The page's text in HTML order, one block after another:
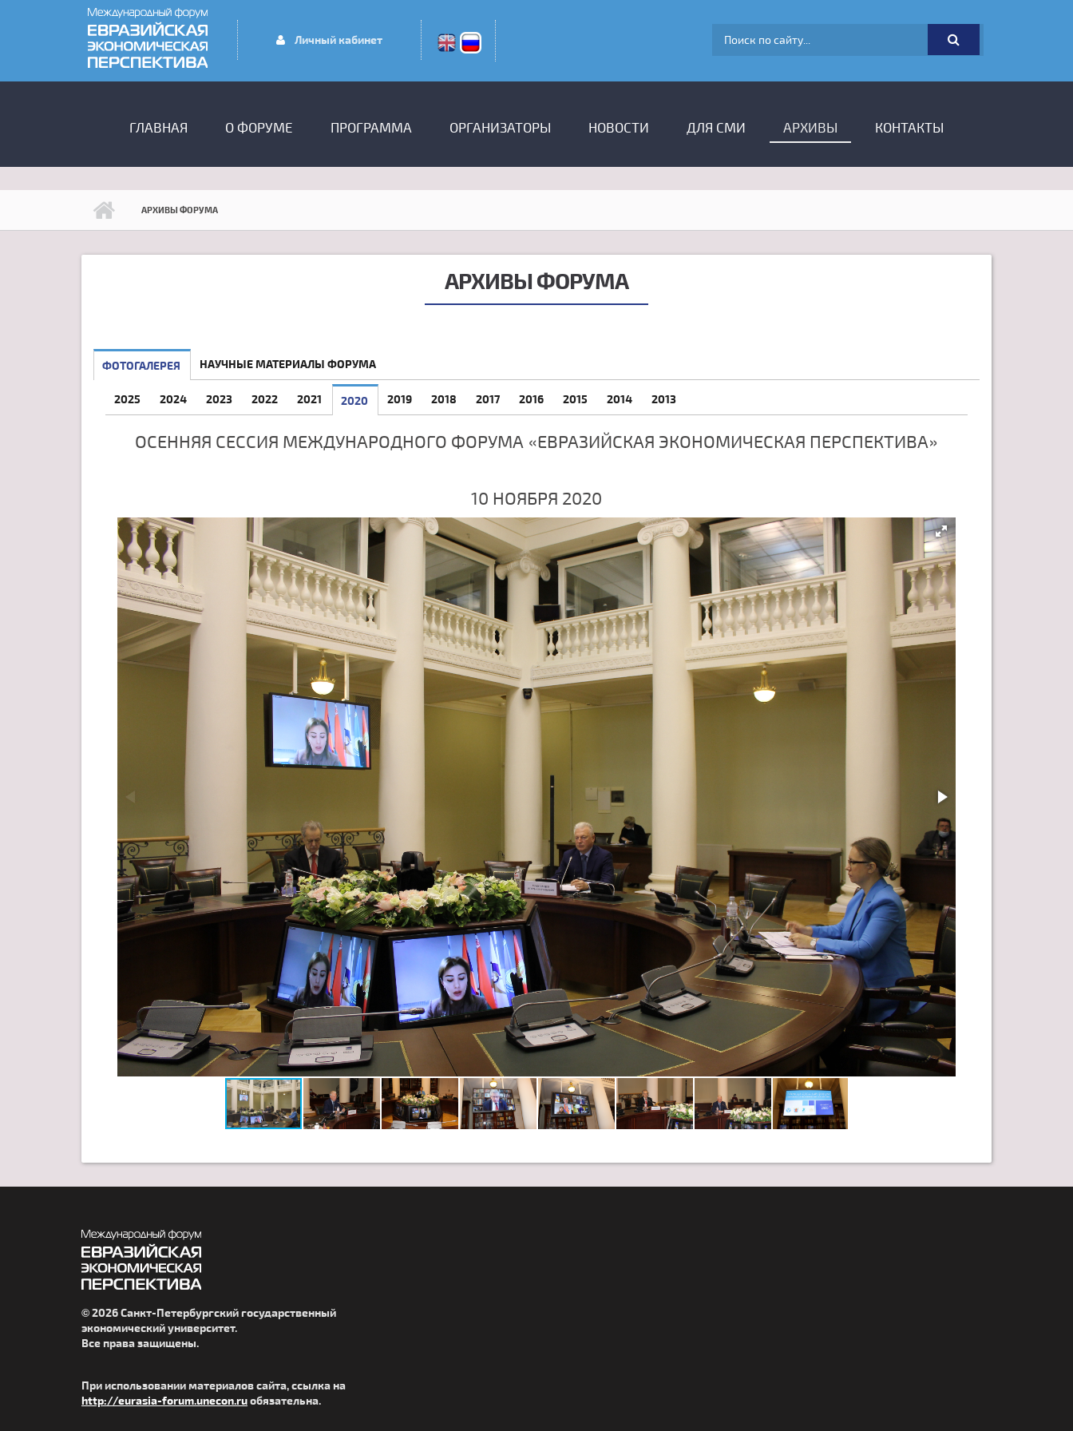
Перейти к основному содержанию
Личный кабинет ФОРМА ПОИСКА
ГЛАВНОЕ МЕНЮ
ГЛАВНАЯ О ФОРУМЕ ПРОГРАММА ОРГАНИЗАТОРЫ НОВОСТИ ДЛЯ СМИ АРХИВЫ КОНТАКТЫ
АРХИВЫ ФОРУМА
АРХИВЫ ФОРУМА
ФОТОГАЛЕРЕЯ НАУЧНЫЕ МАТЕРИАЛЫ ФОРУМА
2025 2024 2023 2022 2021 2020 2019 2018 2017 2016 2015 2014 2013
ОСЕННЯЯ СЕССИЯ МЕЖДУНАРОДНОГО ФОРУМА «ЕВРАЗИЙСКАЯ ЭКОНОМИЧЕСКАЯ ПЕРСПЕКТИВА»
10 НОЯБРЯ 2020
© 2026 Санкт-Петербургский государственный
экономический университет.
Все права защищены.
При использовании материалов сайта, ссылка на
http://eurasia-forum.unecon.ruобязательна.